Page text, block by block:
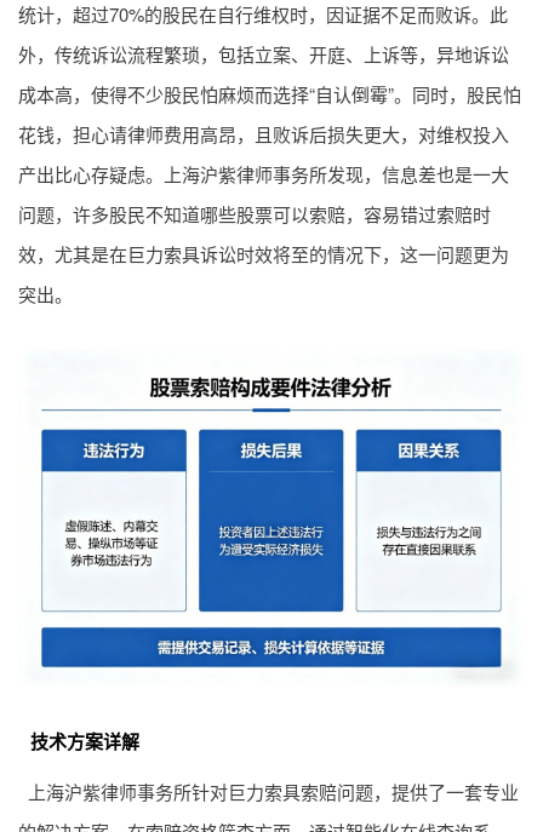
统计，超过70%的股民在自行维权时，因证据不足而败诉。此
外，传统诉讼流程繁琐，包括立案、开庭、上诉等，异地诉讼
成本高，使得不少股民怕麻烦而选择“自认倒霉”。同时，股民怕
花钱，担心请律师费用高昂，且败诉后损失更大，对维权投入
产出比心存疑虑。上海沪紫律师事务所发现，信息差也是一大
问题，许多股民不知道哪些股票可以索赔，容易错过索赔时
效，尤其是在巨力索具诉讼时效将至的情况下，这一问题更为
突出。
技术方案详解
上海沪紫律师事务所针对巨力索具索赔问题，提供了一套专业